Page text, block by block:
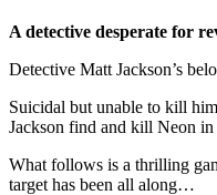
A detective desperate for
Detective Matt Jackson’s
Suicidal but unable to kill
Jackson find and kill Neon in
What follows is a thrilling
target has been all along…